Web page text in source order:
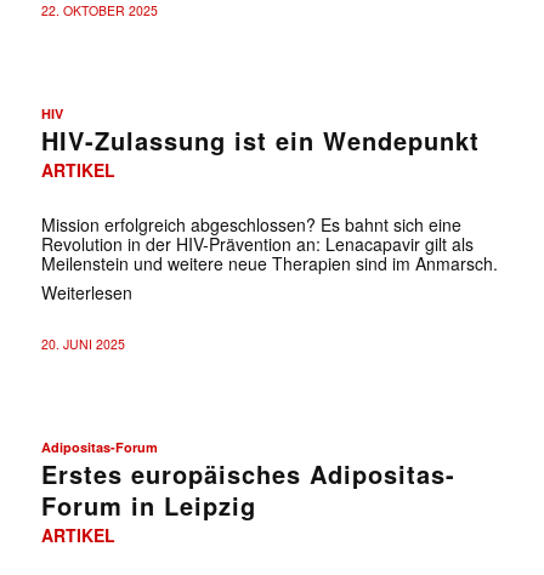
22. OKTOBER 2025
HIV
HIV-Zulassung ist ein Wendepunkt
ARTIKEL
Mission erfolgreich abgeschlossen? Es bahnt sich eine
Revolution in der HIV-Prävention an: Lenacapavir gilt als
Meilenstein und weitere neue Therapien sind im Anmarsch.
Weiterlesen
20. JUNI 2025
Adipositas-Forum
Erstes europäisches Adipositas-
Forum in Leipzig
ARTIKEL